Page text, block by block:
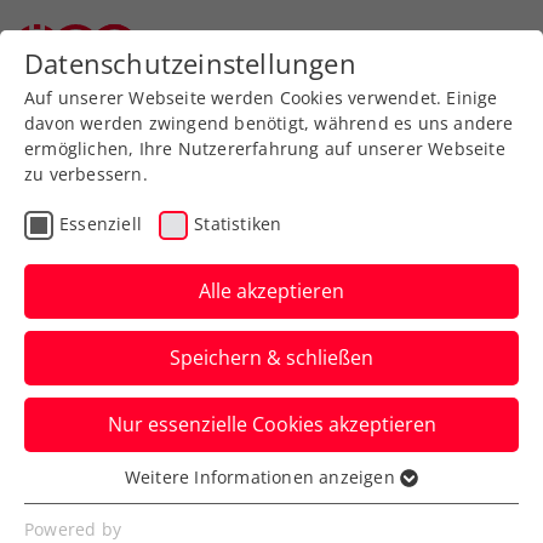
Zurück zur Newsübersicht
Turniere
Senioren-Team-WM: Vier
Auftaktsiege für die ÖTV-
Mannschaften auf
Mallorca
Bei den ITF Masters World Team
Championships vom 8. bis 14. Oktober
sind fünf österreichische Teams am Start.
Datenschutzeinstellungen
Auf unserer Webseite werden Cookies verwendet. Einige
davon werden zwingend benötigt, während es uns andere
ermöglichen, Ihre Nutzererfahrung auf unserer Webseite
zu verbessern.
Essenziell Statistiken
Alle akzeptieren
Speichern & schließen
Nur essenzielle Cookies akzeptieren
Essenziell
Essenzielle Cookies werden für grundlegende
Weitere Informationen anzeigen
Powered by